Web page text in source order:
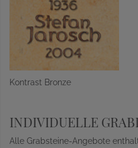
Kontrast Bronze
INDIVIDUELLE
Alle Grabsteine-Angebote